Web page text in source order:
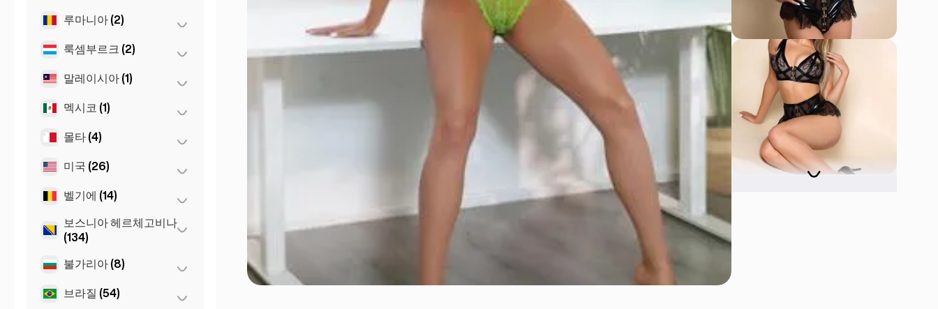
베를린
Dortmund
(4)
Koln
Leipzig
모스크바 (12)
상트페테르부르크
St Petersburg
루마니아 (2)
부쿠레슈티 (2)
룩셈부르크 (2)
룩셈부르크 (2)
말레이시아 (1)
쿠알라룸푸르 (1)
멕시코 (1)
멕시코시티 (1)
몰타 (4)
슬리마 (1)
Birkirkara
Saint Julian (2)
미국 (26)
뉴욕 (6)
로스앤젤레스 (6)
시카고 (4)
벨기에 (14)
겐트 (2)
보스니아 헤르체고비나
(134)
사라예보 (134)
불가리아 (8)
바르나 (2)
브라질 (54)